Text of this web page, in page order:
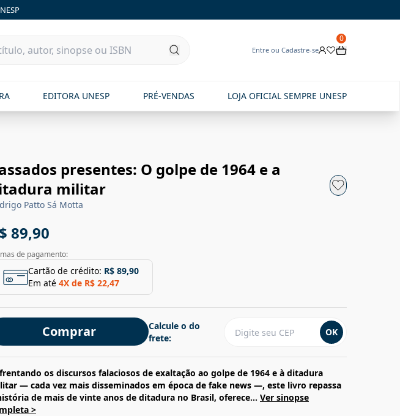
Entre ou Cadastre-se
0
EDITORA UNESP PRÉ-VENDAS LOJA OFICIAL SEMPRE UNESP
presentes: O golpe de 1964 e a
militar
Patto Sá Motta
89,90
de pagamento:
Cartão de crédito: R$ 89,90
Em até 4X de R$ 22,47
Comprar
Calcule o do
frete:
OK
os discursos falaciosos de exaltação ao golpe de 1964 e à ditadura
— cada vez mais disseminados em época de fake news —, este livro repassa
de mais de vinte anos de ditadura no Brasil, oferece... Ver sinopse
>